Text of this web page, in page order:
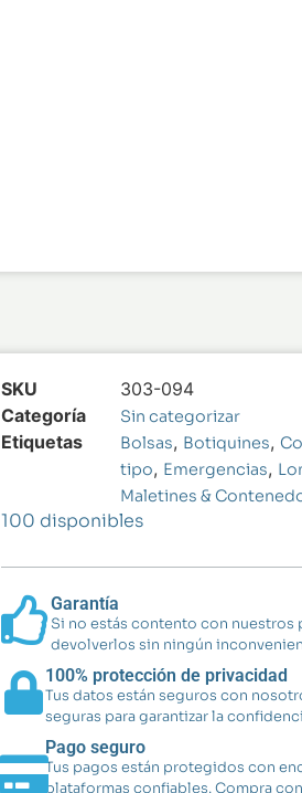
SKU
303-094
Categoría
Sin categorizar
Etiquetas Bolsas, Botiquines,
tipo, Emergencias,
Maletines &
100 disponibles
Garantía
Si no estás contento con nuestros
devolverlos sin ningún
100% protección de privacidad
Tus datos están seguros con
seguras para garantizar la
Pago seguro
Tus pagos están protegidos con
plataformas confiables. Compra